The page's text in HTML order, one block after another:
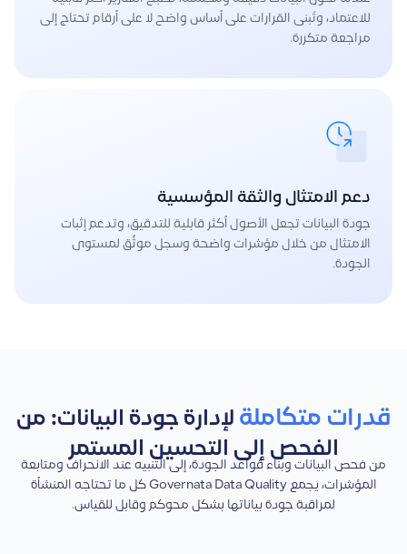
للاعتماد، وتُبنى القرارات على أساس واضح لا على أرقام تحتاج إلى
مراجعة متكررة.
دعم الامتثال والثقة المؤسسية
جودة البيانات تجعل الأصول أكثر قابلية للتدقيق، وتدعم إثبات
الامتثال من خلال مؤشرات واضحة وسجل موثّق لمستوى
الجودة.
قدرات متكاملة لإدارة جودة البيانات: من
الفحص إلى التحسين المستمر
من فحص البيانات وبناء قواعد الجودة، إلى التنبيه عند الانحراف ومتابعة
المؤشرات، يجمع Governata Data Quality كل ما تحتاجه المنشأة
لمراقبة جودة بياناتها بشكل محوكم وقابل للقياس.